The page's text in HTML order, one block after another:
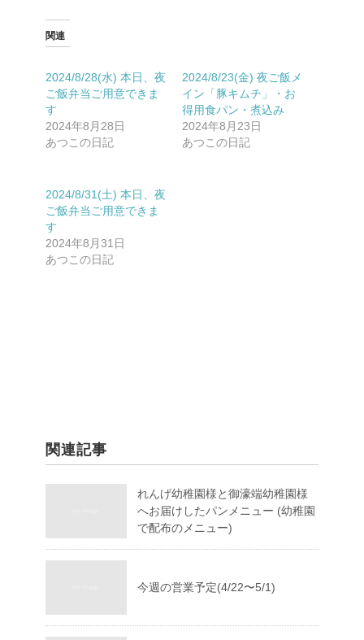
関連
2024/8/28(水) 本日、夜
ご飯弁当ご用意できま
す
2024年8月28日
あつこの日記
2024/8/23(金) 夜ご飯メ
イン「豚キムチ」・お
得用食パン・煮込み
2024年8月23日
あつこの日記
2024/8/31(土) 本日、夜
ご飯弁当ご用意できま
す
2024年8月31日
あつこの日記
関連記事
れんげ幼稚園様と御濠端幼稚園様
へお届けしたパンメニュー (幼稚園
で配布のメニュー)
今週の営業予定(4/22〜5/1)